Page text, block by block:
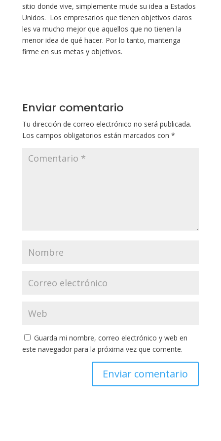
sitio donde vive, simplemente mude su idea a Estados
Unidos. Los empresarios que tienen objetivos claros
les va mucho mejor que aquellos que no tienen la
menor idea de qué hacer. Por lo tanto, mantenga
firme en sus metas y objetivos.
Enviar comentario
Tu dirección de correo electrónico no será publicada.
Los campos obligatorios están marcados con *
Guarda mi nombre, correo electrónico y web en
este navegador para la próxima vez que comente.